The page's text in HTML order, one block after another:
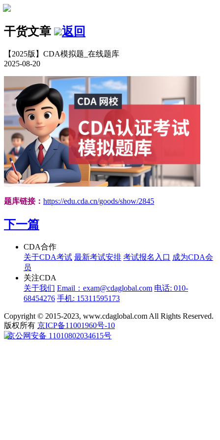
干货文章 返回
【2025版】CDA模拟题_在线题库
2025-08-20
题库链接： https://edu.cda.cn/goods/show/2845
下一篇
CDA合作
关于CDA考试 最新考试安排 考试报名入口 成为CDA会
员
关注CDA
关于我们 Email：exam@cdaglobal.com 电话: 010-
68454276 手机: 15311595173
Copyright © 2015-2023, www.cdaglobal.com All Rights Reserved.
版权所有 京ICP备11001960号-10
京公网安备 11010802034615号